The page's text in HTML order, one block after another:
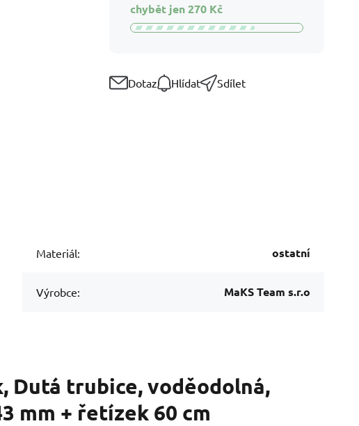
chybět jen270 Kč
Dotaz Hlídat Sdílet
Materiál: ostatní
Výrobce: MaKS Team s.r.o
Dutá trubice, voděodolná,
mm + řetízek 60 cm